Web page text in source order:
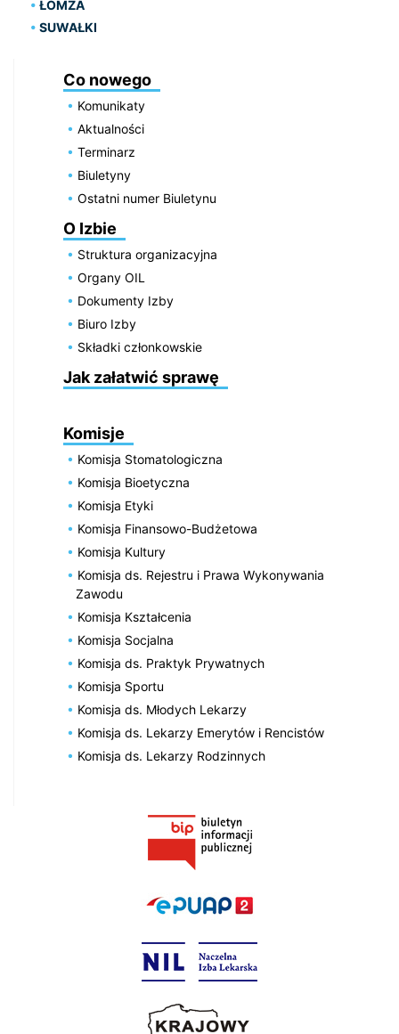
ŁOMŻA
SUWAŁKI
Co nowego
Komunikaty
Aktualności
Terminarz
Biuletyny
Ostatni numer Biuletynu
O Izbie
Struktura organizacyjna
Organy OIL
Dokumenty Izby
Biuro Izby
Składki członkowskie
Jak załatwić sprawę
Komisje
Komisja Stomatologiczna
Komisja Bioetyczna
Komisja Etyki
Komisja Finansowo-Budżetowa
Komisja Kultury
Komisja ds. Rejestru i Prawa Wykonywania
Zawodu
Komisja Kształcenia
Komisja Socjalna
Komisja ds. Praktyk Prywatnych
Komisja Sportu
Komisja ds. Młodych Lekarzy
Komisja ds. Lekarzy Emerytów i Rencistów
Komisja ds. Lekarzy Rodzinnych